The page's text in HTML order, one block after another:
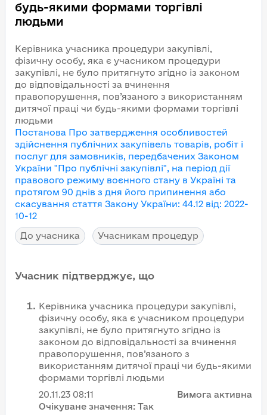
будь-якими формами торгівлі
людьми
Керівника учасника процедури закупівлі,
фізичну особу, яка є учасником процедури
закупівлі, не було притягнуто згідно із законом
до відповідальності за вчинення
правопорушення, пов’язаного з використанням
дитячої праці чи будь-якими формами торгівлі
людьми
Постанова Про затвердження особливостей
здійснення публічних закупівель товарів, робіт і
послуг для замовників, передбачених Законом
України "Про публічні закупівлі", на період дії
правового режиму воєнного стану в Україні та
протягом 90 днів з дня його припинення або
скасування стаття Закону України: 44.12 від: 2022-
10-12
До учасника
Учасникам процедур
Учасник підтверджує, що
Керівника учасника процедури закупівлі,
фізичну особу, яка є учасником процедури
закупівлі, не було притягнуто згідно із
законом до відповідальності за вчинення
правопорушення, пов’язаного з
використанням дитячої праці чи будь-якими
формами торгівлі людьми
20.11.23 08:11
Вимога активна
Очікуване значення: Так